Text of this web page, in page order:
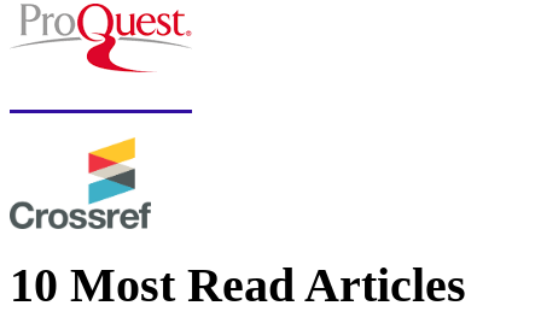
10 Most Read Articles